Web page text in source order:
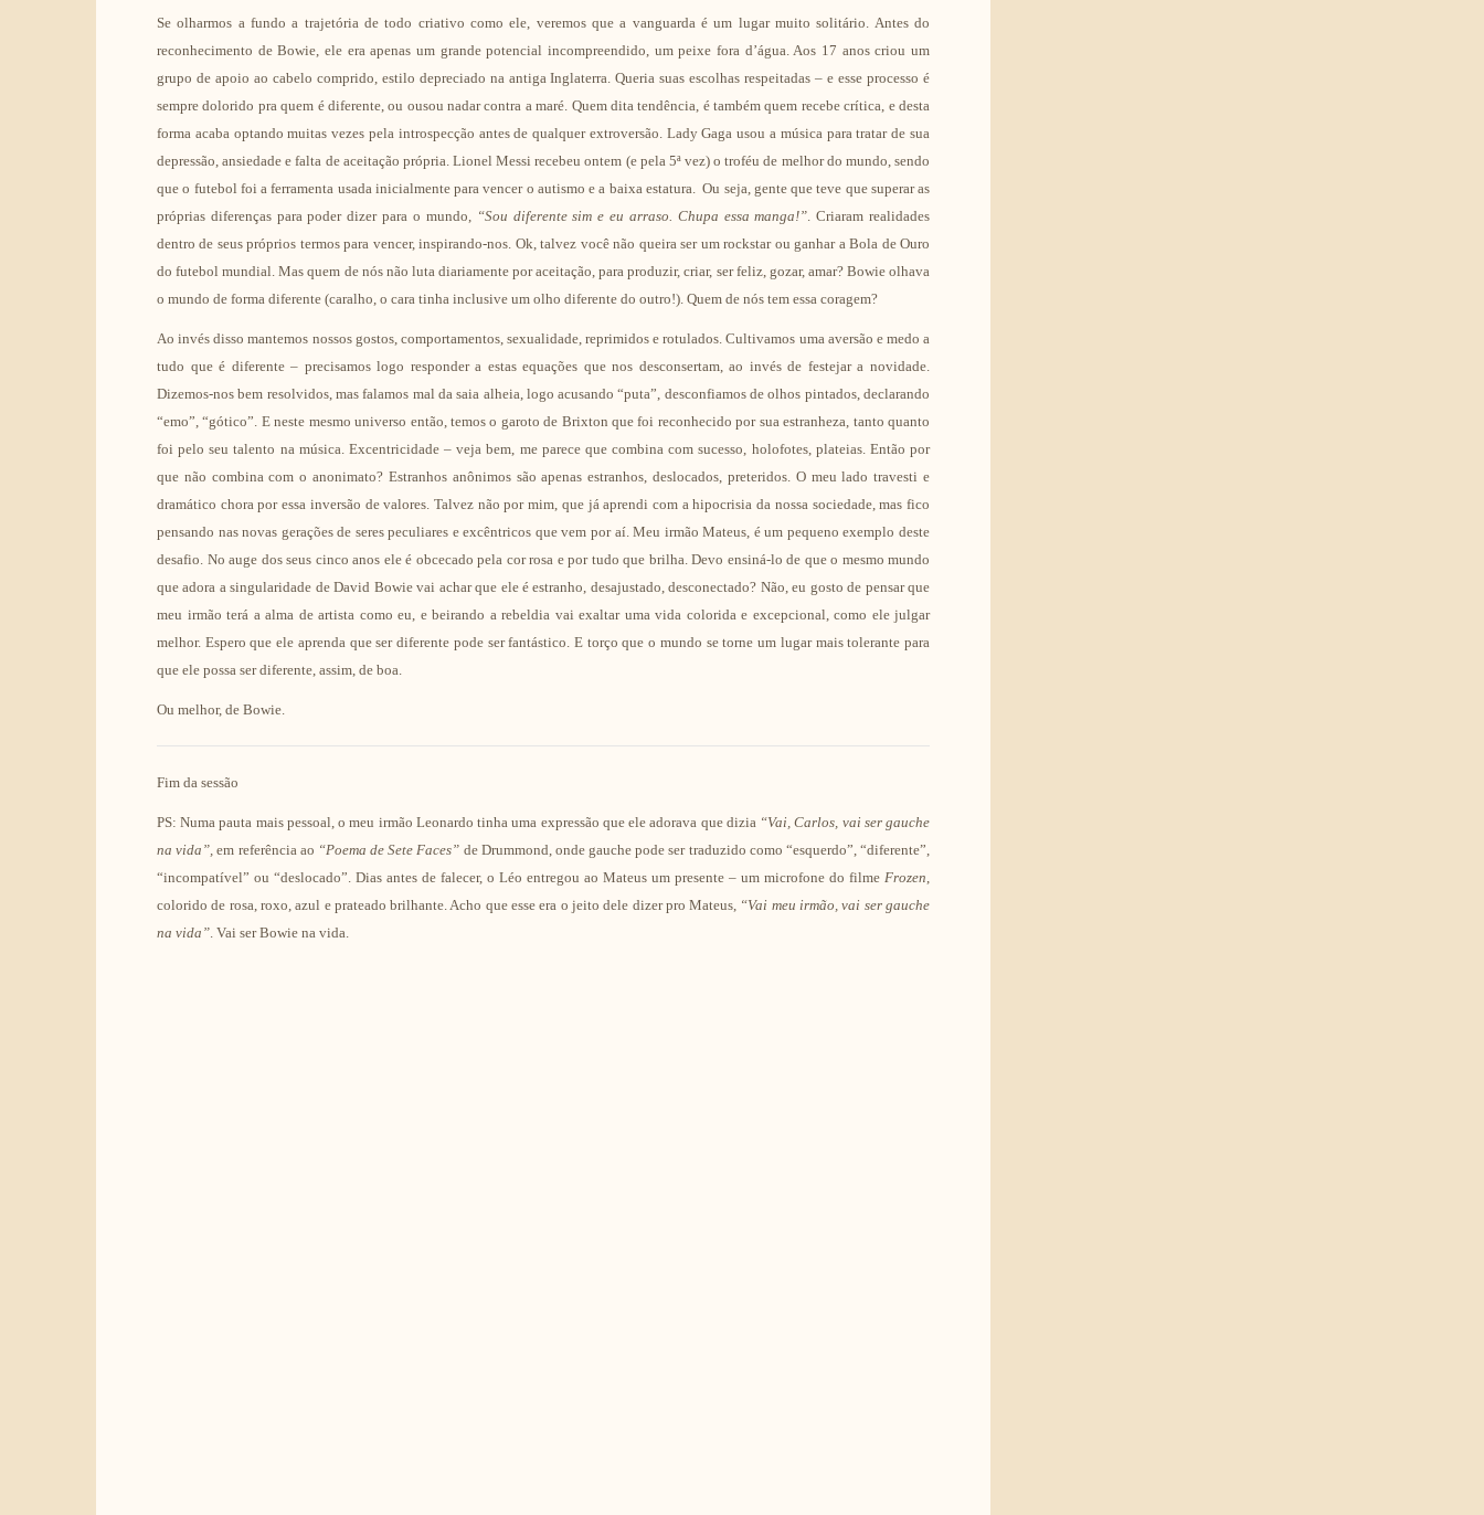
Se olharmos a fundo a trajetória de todo criativo como ele, veremos que a vanguarda é um lugar muito solitário. Antes do
reconhecimento de Bowie, ele era apenas um grande potencial incompreendido, um peixe fora d’água. Aos 17 anos criou um
grupo de apoio ao cabelo comprido, estilo depreciado na antiga Inglaterra. Queria suas escolhas respeitadas – e esse processo é
sempre dolorido pra quem é diferente, ou ousou nadar contra a maré. Quem dita tendência, é também quem recebe crítica, e desta
forma acaba optando muitas vezes pela introspecção antes de qualquer extroversão. Lady Gaga usou a música para tratar de sua
depressão, ansiedade e falta de aceitação própria. Lionel Messi recebeu ontem (e pela 5ª vez) o troféu de melhor do mundo, sendo
que o futebol foi a ferramenta usada inicialmente para vencer o autismo e a baixa estatura. Ou seja, gente que teve que superar as
próprias diferenças para poder dizer para o mundo, “Sou diferente sim e eu arraso. Chupa essa manga!”. Criaram realidades
dentro de seus próprios termos para vencer, inspirando-nos. Ok, talvez você não queira ser um rockstar ou ganhar a Bola de Ouro
do futebol mundial. Mas quem de nós não luta diariamente por aceitação, para produzir, criar, ser feliz, gozar, amar? Bowie olhava
o mundo de forma diferente (caralho, o cara tinha inclusive um olho diferente do outro!). Quem de nós tem essa coragem?
Ao invés disso mantemos nossos gostos, comportamentos, sexualidade, reprimidos e rotulados. Cultivamos uma aversão e medo a
tudo que é diferente – precisamos logo responder a estas equações que nos desconsertam, ao invés de festejar a novidade.
Dizemos-nos bem resolvidos, mas falamos mal da saia alheia, logo acusando “puta”, desconfiamos de olhos pintados, declarando
“emo”, “gótico”. E neste mesmo universo então, temos o garoto de Brixton que foi reconhecido por sua estranheza, tanto quanto
foi pelo seu talento na música. Excentricidade – veja bem, me parece que combina com sucesso, holofotes, plateias. Então por
que não combina com o anonimato? Estranhos anônimos são apenas estranhos, deslocados, preteridos. O meu lado travesti e
dramático chora por essa inversão de valores. Talvez não por mim, que já aprendi com a hipocrisia da nossa sociedade, mas fico
pensando nas novas gerações de seres peculiares e excêntricos que vem por aí. Meu irmão Mateus, é um pequeno exemplo deste
desafio. No auge dos seus cinco anos ele é obcecado pela cor rosa e por tudo que brilha. Devo ensiná-lo de que o mesmo mundo
que adora a singularidade de David Bowie vai achar que ele é estranho, desajustado, desconectado? Não, eu gosto de pensar que
meu irmão terá a alma de artista como eu, e beirando a rebeldia vai exaltar uma vida colorida e excepcional, como ele julgar
melhor. Espero que ele aprenda que ser diferente pode ser fantástico. E torço que o mundo se torne um lugar mais tolerante para
que ele possa ser diferente, assim, de boa.
Ou melhor, de Bowie.
Fim da sessão
PS: Numa pauta mais pessoal, o meu irmão Leonardo tinha uma expressão que ele adorava que dizia “Vai, Carlos, vai ser gauche
na vida”, em referência ao “Poema de Sete Faces” de Drummond, onde gauche pode ser traduzido como “esquerdo”, “diferente”,
“incompatível” ou “deslocado”. Dias antes de falecer, o Léo entregou ao Mateus um presente – um microfone do filme Frozen,
colorido de rosa, roxo, azul e prateado brilhante. Acho que esse era o jeito dele dizer pro Mateus, “Vai meu irmão, vai ser gauche
na vida”. Vai ser Bowie na vida.